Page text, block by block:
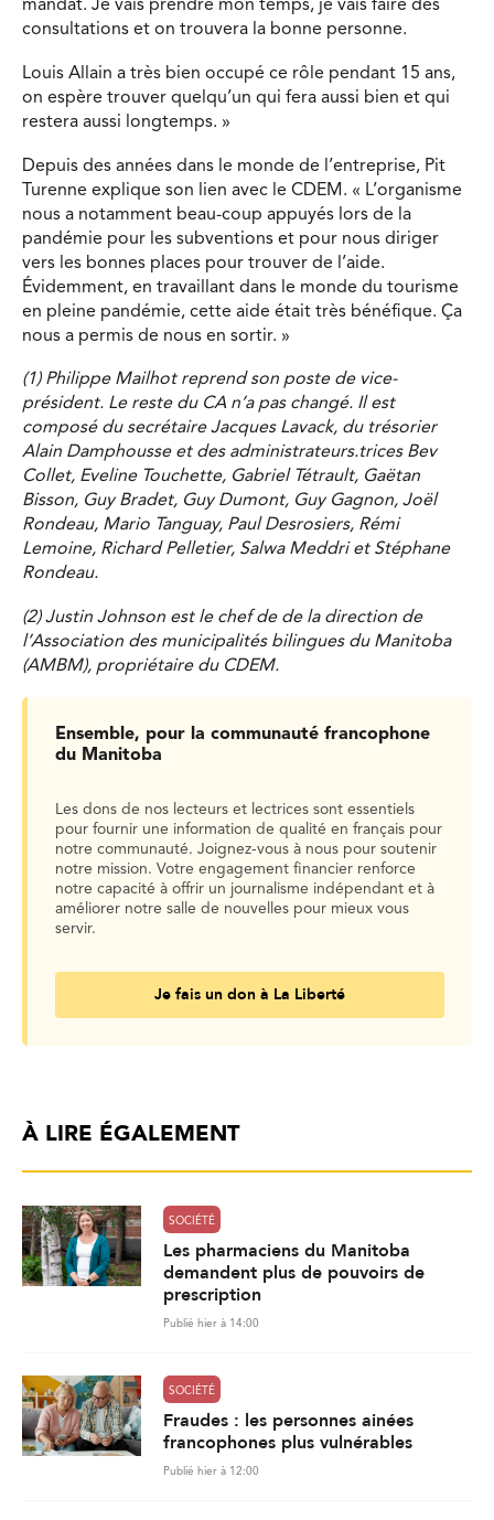
mandat. Je vais prendre mon temps, je vais faire des
consultations et on trouvera la bonne personne.
Louis Allain a très bien occupé ce rôle pendant 15 ans,
on espère trouver quelqu’un qui fera aussi bien et qui
restera aussi longtemps. »
Depuis des années dans le monde de l’entreprise, Pit
Turenne explique son lien avec le CDEM. « L’organisme
nous a notamment beau-coup appuyés lors de la
pandémie pour les subventions et pour nous diriger
vers les bonnes places pour trouver de l’aide.
Évidemment, en travaillant dans le monde du tourisme
en pleine pandémie, cette aide était très bénéfique. Ça
nous a permis de nous en sortir. »
(1) Philippe Mailhot reprend son poste de vice-
président. Le reste du CA n’a pas changé. Il est
composé du secrétaire Jacques Lavack, du trésorier
Alain Damphousse et des administrateurs.trices Bev
Collet, Eveline Touchette, Gabriel Tétrault, Gaëtan
Bisson, Guy Bradet, Guy Dumont, Guy Gagnon, Joël
Rondeau, Mario Tanguay, Paul Desrosiers, Rémi
Lemoine, Richard Pelletier, Salwa Meddri et Stéphane
Rondeau.
(2) Justin Johnson est le chef de de la direction de
l’Association des municipalités bilingues du Manitoba
(AMBM), propriétaire du CDEM.
Ensemble, pour la communauté francophone
du Manitoba
Les dons de nos lecteurs et lectrices sont essentiels
pour fournir une information de qualité en français pour
notre communauté. Joignez-vous à nous pour soutenir
notre mission. Votre engagement financier renforce
notre capacité à offrir un journalisme indépendant et à
améliorer notre salle de nouvelles pour mieux vous
servir.
Je fais un don à La Liberté
À LIRE ÉGALEMENT
SOCIÉTÉ
Les pharmaciens du Manitoba
demandent plus de pouvoirs de
prescription
Publié hier à 14:00
SOCIÉTÉ
Fraudes : les personnes ainées
francophones plus vulnérables
Publié hier à 12:00